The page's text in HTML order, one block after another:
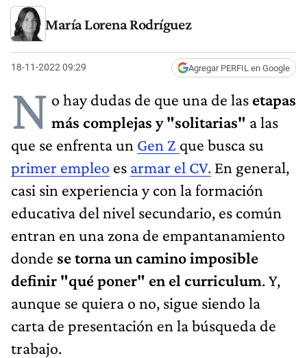
María Lorena Rodríguez
18-11-2022 09:29 Agregar PERFIL en Google
N o hay dudas de que una de las etapas
más complejas y "solitarias" a las
que se enfrenta un Gen Z que busca su
primer empleo es armar el CV. En general,
casi sin experiencia y con la formación
educativa del nivel secundario, es común
entran en una zona de empantanamiento
donde se torna un camino imposible
definir "qué poner" en el curriculum. Y,
aunque se quiera o no, sigue siendo la
carta de presentación en la búsqueda de
trabajo.